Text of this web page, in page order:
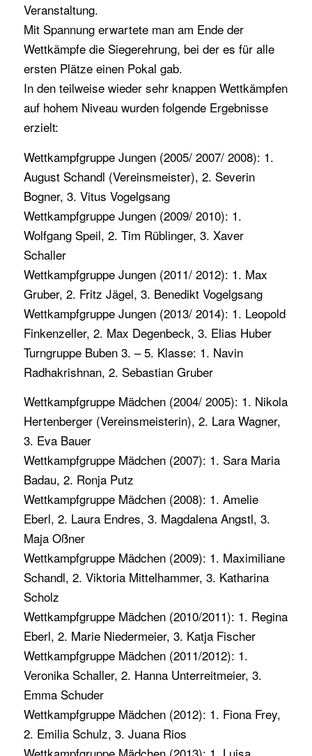
Veranstaltung.
Mit Spannung erwartete man am Ende der
Wettkämpfe die Siegerehrung, bei der es für alle
ersten Plätze einen Pokal gab.
In den teilweise wieder sehr knappen Wettkämpfen
auf hohem Niveau wurden folgende Ergebnisse
erzielt:
Wettkampfgruppe Jungen (2005/ 2007/ 2008): 1.
August Schandl (Vereinsmeister), 2. Severin
Bogner, 3. Vitus Vogelgsang
Wettkampfgruppe Jungen (2009/ 2010): 1.
Wolfgang Speil, 2. Tim Rüblinger, 3. Xaver
Schaller
Wettkampfgruppe Jungen (2011/ 2012): 1. Max
Gruber, 2. Fritz Jägel, 3. Benedikt Vogelgsang
Wettkampfgruppe Jungen (2013/ 2014): 1. Leopold
Finkenzeller, 2. Max Degenbeck, 3. Elias Huber
Turngruppe Buben 3. – 5. Klasse: 1. Navin
Radhakrishnan, 2. Sebastian Gruber
Wettkampfgruppe Mädchen (2004/ 2005): 1. Nikola
Hertenberger (Vereinsmeisterin), 2. Lara Wagner,
3. Eva Bauer
Wettkampfgruppe Mädchen (2007): 1. Sara Maria
Badau, 2. Ronja Putz
Wettkampfgruppe Mädchen (2008): 1. Amelie
Eberl, 2. Laura Endres, 3. Magdalena Angstl, 3.
Maja Oßner
Wettkampfgruppe Mädchen (2009): 1. Maximiliane
Schandl, 2. Viktoria Mittelhammer, 3. Katharina
Scholz
Wettkampfgruppe Mädchen (2010/2011): 1. Regina
Eberl, 2. Marie Niedermeier, 3. Katja Fischer
Wettkampfgruppe Mädchen (2011/2012): 1.
Veronika Schaller, 2. Hanna Unterreitmeier, 3.
Emma Schuder
Wettkampfgruppe Mädchen (2012): 1. Fiona Frey,
2. Emilia Schulz, 3. Juana Rios